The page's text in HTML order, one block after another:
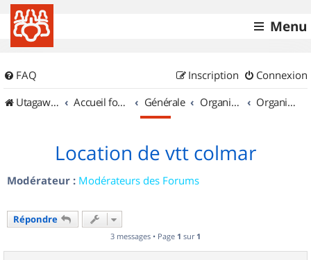
Menu
FAQ Connexion
Inscription
UtagawaVTT (Randos VTT et VTTAE avec traces GPS)
Accueil forum Générale Organisation de sorties & Recherche de partenaires Organisation de sorties en région Alsace
Location de vtt colmar
Modérateur : Modérateurs des Forums
Répondre
3 messages • Page 1 sur 1